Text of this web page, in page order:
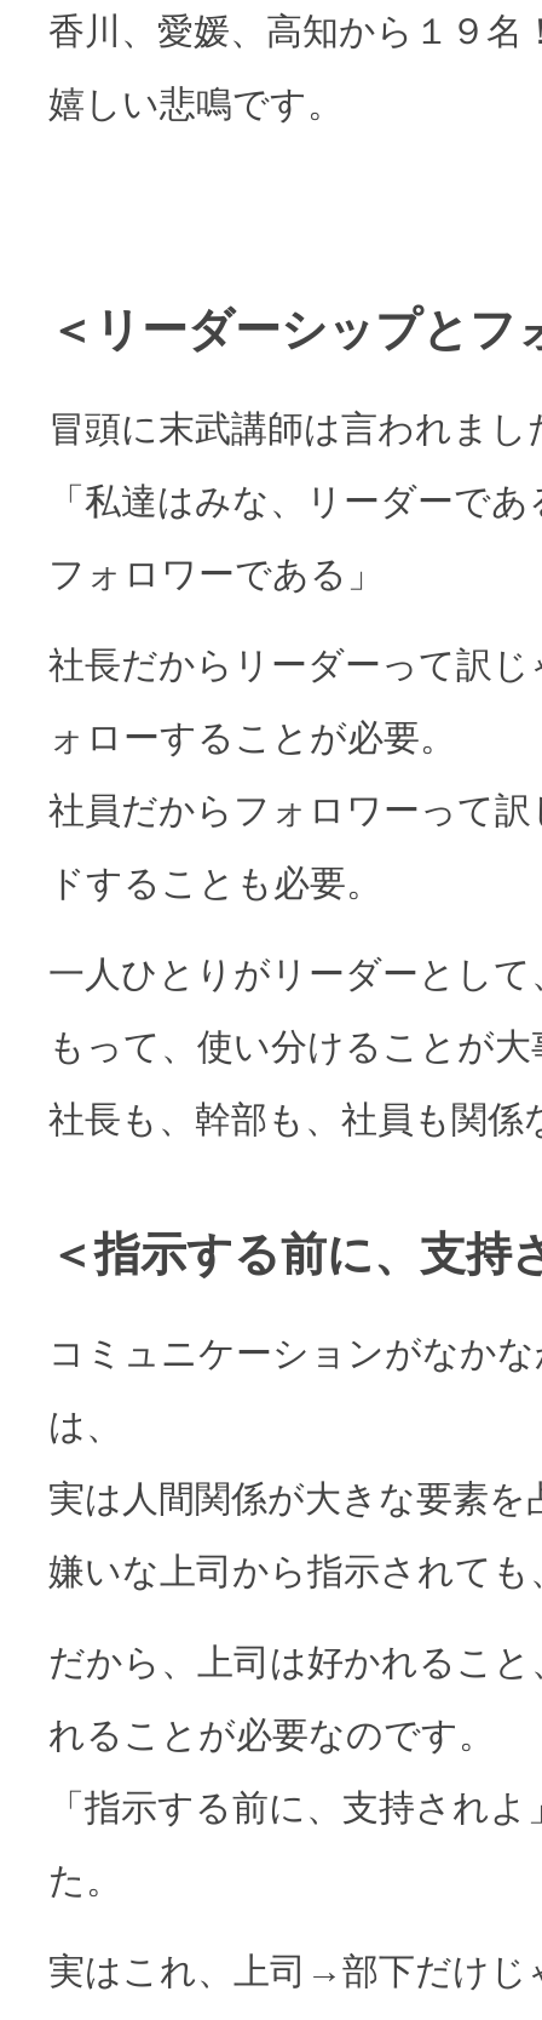
香川、愛媛、高知から１９名
嬉しい悲鳴です。
＜リーダーシップと
冒頭に末武講師は言われまし
「私達はみな、リーダーで
フォロワーである」
社長だからリーダーって訳
ォローすることが必要。
社員だからフォロワーって
ドすることも必要。
一人ひとりがリーダーとし
もって、使い分けることが
社長も、幹部も、社員も関係
＜指示する前に、支持
コミュニケーションがなか
は、
実は人間関係が大きな要素を
嫌いな上司から指示されて
だから、上司は好かれるこ
れることが必要なのです。
「指示する前に、支持され
た。
実はこれ、上司→部下だけじ